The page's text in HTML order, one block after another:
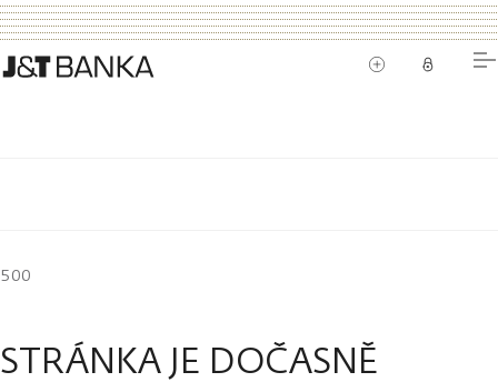
500
STRÁNKA JE DOČASNĚ